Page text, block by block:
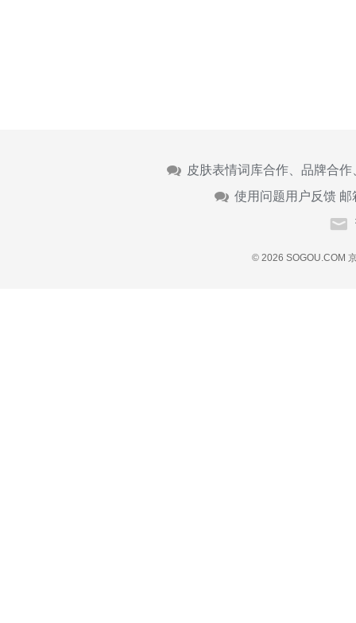
皮肤表情词库合作、品牌合
使用问题用户反馈 邮
© 2026 SOGOU.COM